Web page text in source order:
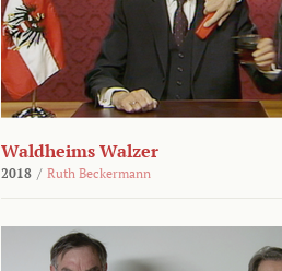
Waldheims Walzer
2018 / Ruth Beckermann